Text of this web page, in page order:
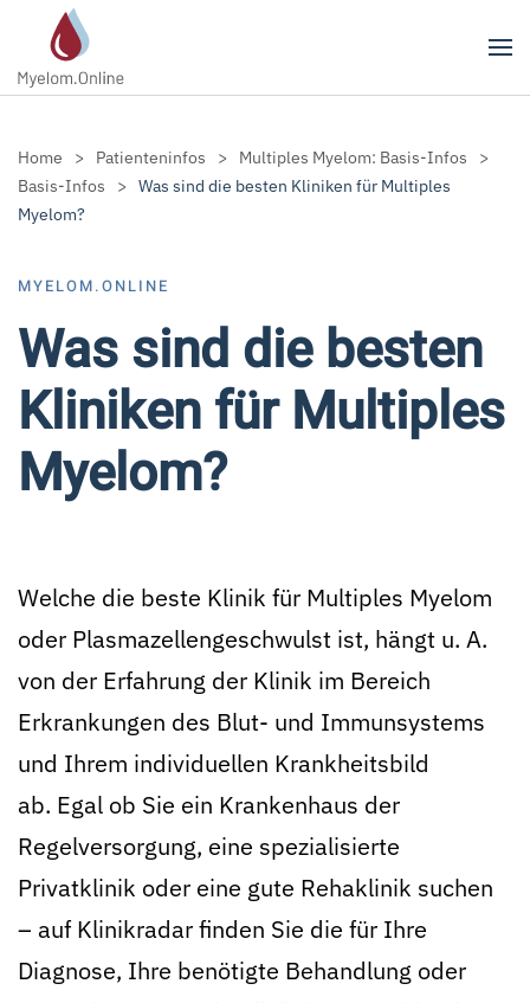
Zum Hauptinhalt springen
Home Patienteninfos
Multiples Myelom: Basis-Infos
Basis-Infos
Was sind die besten Kliniken für Multiples
Myelom?
MYELOM.ONLINE
Was sind die besten
Kliniken für Multiples
Myelom?
Welche die beste Klinik für Multiples Myelom
oder Plasmazellengeschwulst ist, hängt u. A.
von der Erfahrung der Klinik im Bereich
Erkrankungen des Blut- und Immunsystems
und Ihrem individuellen Krankheitsbild
ab. Egal ob Sie ein Krankenhaus der
Regelversorgung, eine spezialisierte
Privatklinik oder eine gute Rehaklinik suchen
– auf Klinikradar finden Sie die für Ihre
Diagnose, Ihre benötigte Behandlung oder